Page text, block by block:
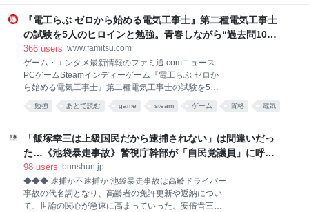
ネーズは、
遂行への協力で、非倫理的な人体実験のハードルが下
がっていたと考えられる」と指摘する。 京都府立医
大、九州帝国大（現九州大）、熊本医大（現熊本大）
異なる「異型血（不適合血）」、動物由来の「異種
血」を注入していた。 1937年の日中戦争開始前から
太平洋戦争期までの実験の論文が、当時の医学誌など
に掲載されていることを吉中氏と共同通信が確認し
9歳男児は、21日間保存した血漿
『電工らぶ ゼロから始める電気工事士』第二種電気工事士
の試験を5人のヒロインと勉強。青春しながら“過去問1000
問”や“本番形式CBT模擬試験”で本格的に学べるノベルゲー
ム | ゲーム・エンタメ最新情報のファミ通.com
366 users www.famitsu.com
ゲーム・エンタメ最新情報のファミ通.comニュース
PCゲームSteamインディーゲーム『電工らぶ ゼロか
ら始める電気工事士』第二種電気工事士の試験を5人
のヒロインと勉強。青春しながら“過去問1000問”や“本
番形式CBT模擬試験”で本格的に学べるノベルゲーム
勉強 あとで読む game steam ゲーム 資格 電気
「飯塚幸三は上級国民だから逮捕されない」は間違いだっ
た…《池袋暴走事故》警視庁幹部が「自民党議員」に呼び
出されても逮捕を見送った理由 | 文春オンライン
98 users bunshun.jp
◆◆◆ 逮捕か不逮捕か 池袋暴走事故は高齢ドライバー
事故の代名詞となり、高齢者の免許更新や返納につい
て、世論の関心が急速に高まっていった。安倍晋三総